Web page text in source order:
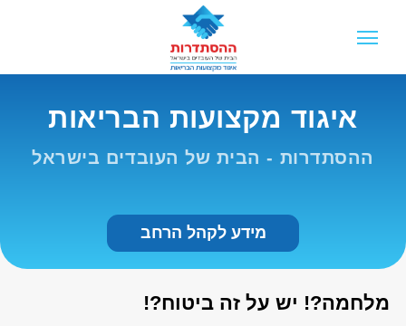
איגוד מקצועות הבריאות
ההסתדרות - הבית של העובדים בישראל
מידע לקהל הרחב
מלחמה?! יש על זה ביטוח?!